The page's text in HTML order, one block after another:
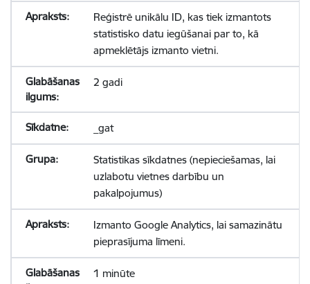
Reģistrē unikālu ID, kas tiek izmantots
statistisko datu iegūšanai par to, kā
apmeklētājs izmanto vietni.
2 gadi
_gat
Statistikas sīkdatnes (nepieciešamas, lai
uzlabotu vietnes darbību un
pakalpojumus)
Izmanto Google Analytics, lai samazinātu
pieprasījuma līmeni.
1 minūte